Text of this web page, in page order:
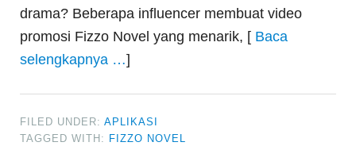
drama? Beberapa influencer membuat video
promosi Fizzo Novel yang menarik, [ Baca
selengkapnya …]
FILED UNDER:APLIKASI
TAGGED WITH: FIZZO NOVEL